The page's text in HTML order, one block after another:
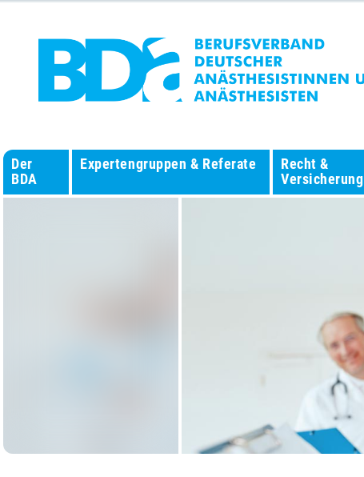
Der
BDA
Expertengruppen & Referate
Recht &
Versicherung